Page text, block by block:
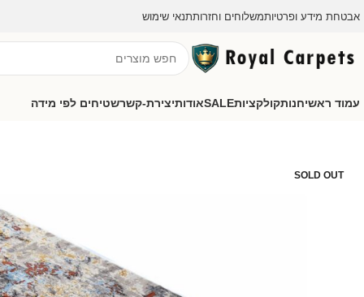
אבטחת מידע ופרטיותמשלוחים וחזרותתנאי שימוש
עמוד ראשיחנותקולקציותSALEאודותיצירת-קשרשטיחים לפי מידה
SOLD OUT